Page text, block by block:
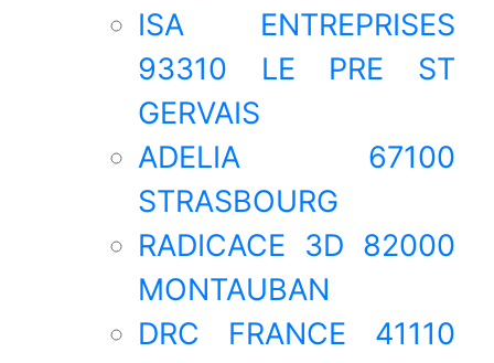
ISA ENTREPRISES
93310 LE PRE ST
GERVAIS
ADELIA 67100
STRASBOURG
RADICACE 3D 82000
MONTAUBAN
DRC FRANCE 41110